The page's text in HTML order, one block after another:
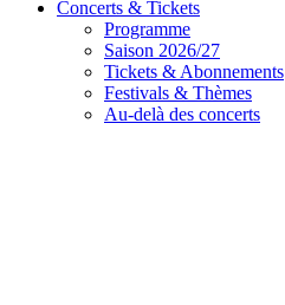
Concerts & Tickets
Programme
Saison 2026/27
Tickets & Abonnements
Festivals & Thèmes
Au-delà des concerts